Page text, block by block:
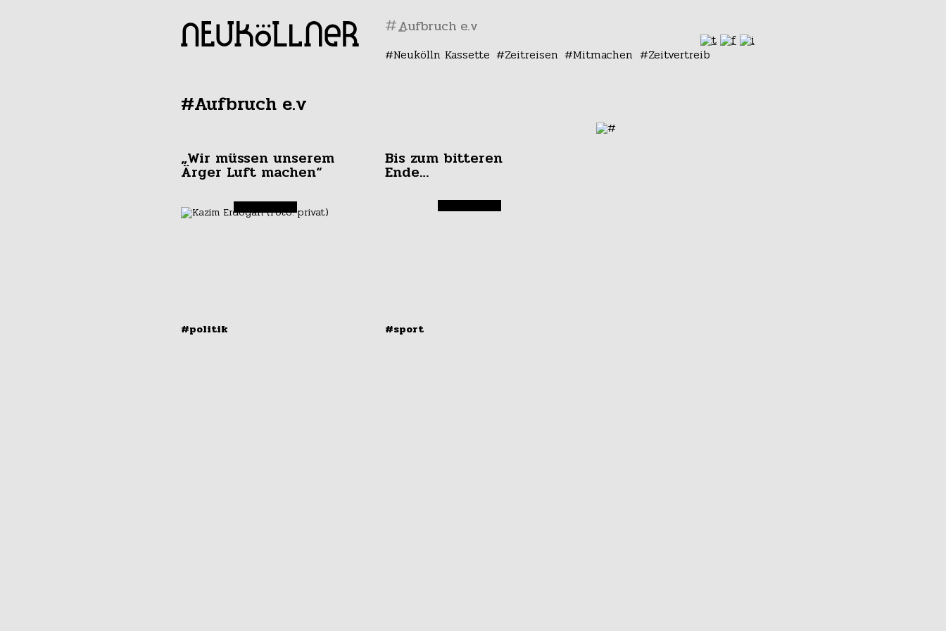
#
Neukölln Kassette Zeitreisen Mitmachen Zeitvertreib
#Aufbruch e.v
„Wir müssen unserem
Ärger Luft machen“
#politik
Bis zum bitteren
Ende…
#sport